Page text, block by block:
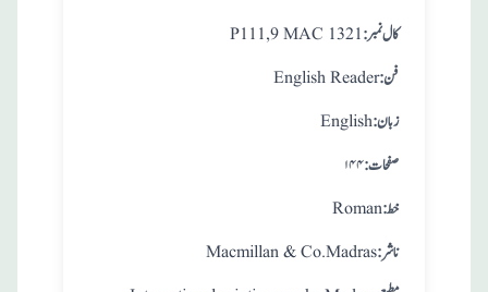
P111,9 MAC 1321 :کال نمبر
English Reader :فن
English:زبان
۱۴۴:صفحات
Roman:خط
Macmillan & Co.Madras :ناشر